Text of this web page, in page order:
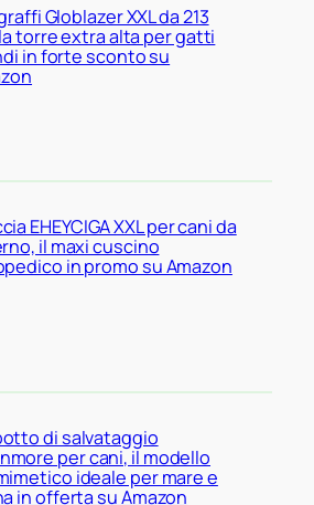
Globlazer XXL da 213
torre extra alta per gatti
in forte sconto su
EHEYCIGA XXL per cani da
il maxi cuscino
in promo su Amazon
di salvataggio
per cani, il modello
ideale per mare e
in offerta su Amazon